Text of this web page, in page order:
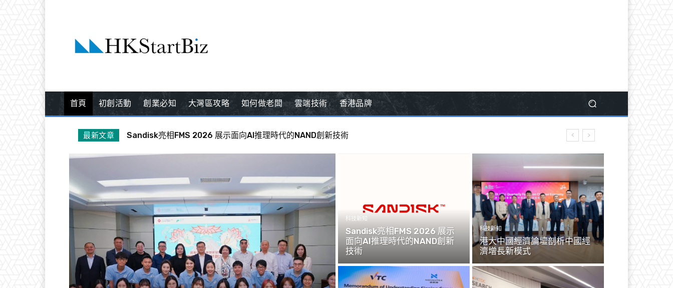
首頁 初創活動 創業必知 大灣區攻略 如何做老闆 雲端技術 香港品牌
最新文章 Sandisk亮相FMS 2026 展示面向AI推理時代的NAND創新技術
港大中國經濟論壇剖析中國經濟增長新模式
科技新知
Sandisk亮相FMS 2026 展示
面向AI推理時代的NAND創新
技術
科技新知
港大中國經濟論壇剖析中國經
濟增長新模式